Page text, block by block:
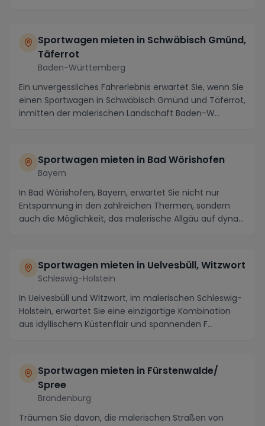
Sportwagen mieten in Schwäbisch Gmünd,
Täferrot
Baden-Württemberg
Ein unvergessliches Fahrerlebnis erwartet Sie, wenn Sie
einen Sportwagen in Schwäbisch Gmünd und Täferrot,
inmitten der malerischen Landschaft Baden-W...
Sportwagen mieten in Bad Wörishofen
Bayern
In Bad Wörishofen, Bayern, erwartet Sie nicht nur
Entspannung in den zahlreichen Thermen, sondern
auch die Möglichkeit, das malerische Allgäu auf dyna...
Sportwagen mieten in Uelvesbüll, Witzwort
Schleswig-Holstein
In Uelvesbüll und Witzwort, im malerischen Schleswig-
Holstein, erwartet Sie eine einzigartige Kombination
aus idyllischem Küstenflair und spannenden F...
Sportwagen mieten in Fürstenwalde/
Spree
Brandenburg
Träumen Sie davon, die malerischen Straßen von